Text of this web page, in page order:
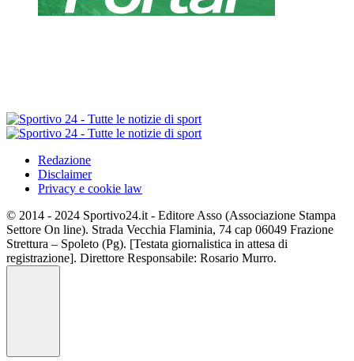
Redazione
Disclaimer
Privacy e cookie law
© 2014 - 2024 Sportivo24.it - Editore Asso (Associazione Stampa
Settore On line). Strada Vecchia Flaminia, 74 cap 06049 Frazione
Strettura – Spoleto (Pg). [Testata giornalistica in attesa di
registrazione]. Direttore Responsabile: Rosario Murro.